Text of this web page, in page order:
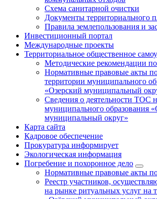
Схема санитарной очистки
Документы территориального
Правила землепользования и
Инвестиционный портал
Международные проекты
Территориальное общественное
Методические рекомендации
Нормативные правовые акты
территории муниципального
«Озерский муниципальный
Сведения о деятельности ТОС
муниципального образования
муниципальный округ»
Карта сайта
Кадровое обеспечение
Прокуратура информирует
Экологическая информация
Погребение и похоронное дело
Нормативные правовые акты
Реестр участников,
на рынке ритуальных услуг на